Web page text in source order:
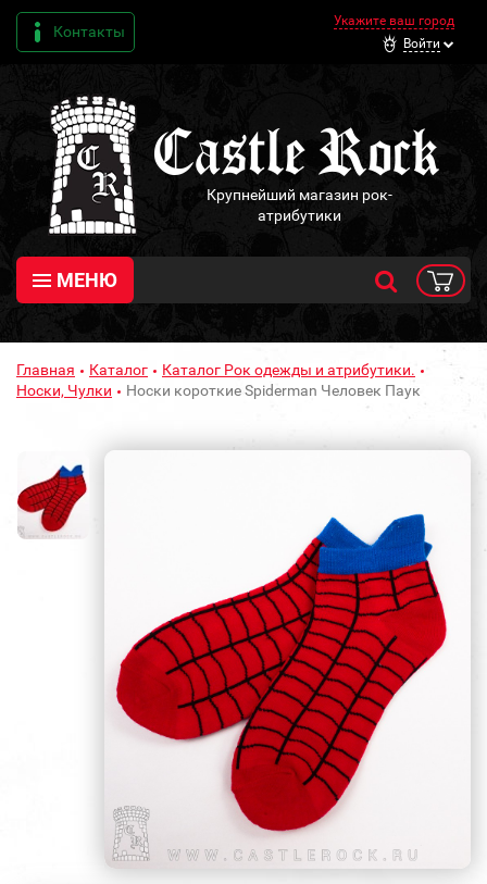
Контакты
Укажите ваш город
Войти
Крупнейший магазин рок-
атрибутики
МЕНЮ
Главная Каталог
Каталог Рок одежды и атрибутики.
Носки, Чулки
Носки короткие Spiderman Человек Паук